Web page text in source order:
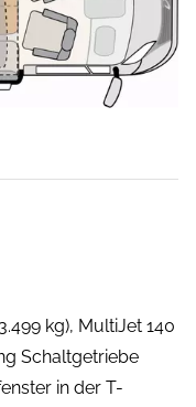
kg), MultiJet 140
Schaltgetriebe
in der T-